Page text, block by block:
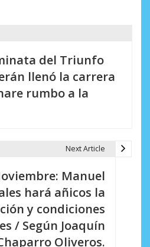
del Triunfo
llenó la carrera
rumbo a la
Next Article
Manuel
hará añicos la
y condiciones
/ Según Joaquín
Oliveros.